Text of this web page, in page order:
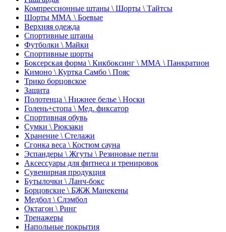
Компрессионные штаны \ Шорты \ Тайтсы
Шорты ММА \ Боевые
Верхняя одежда
Спортивные штаны
Футболки \ Майки
Спортивные шорты
Боксерская форма \ Кикбоксинг \ ММА \ Панкратион
Кимоно \ Куртка Самбо \ Пояс
Трико борцовское
Защита
Полотенца \ Нижнее белье \ Носки
Голень+стопа \ Мед. фиксатор
Спортивная обувь
Сумки \ Рюкзаки
Хранение \ Стелажи
Сгонка веса \ Костюм сауна
Эспандеры \ Жгуты \ Резиновые петли
Аксессуары для фитнеса и тренировок
Сувенирная продукция
Бутылочки \ Ланч-бокс
Борцовские \ БЖЖ Манекены
Медбол \ Слэмбол
Октагон \ Ринг
Тренажеры
Напольные покрытия